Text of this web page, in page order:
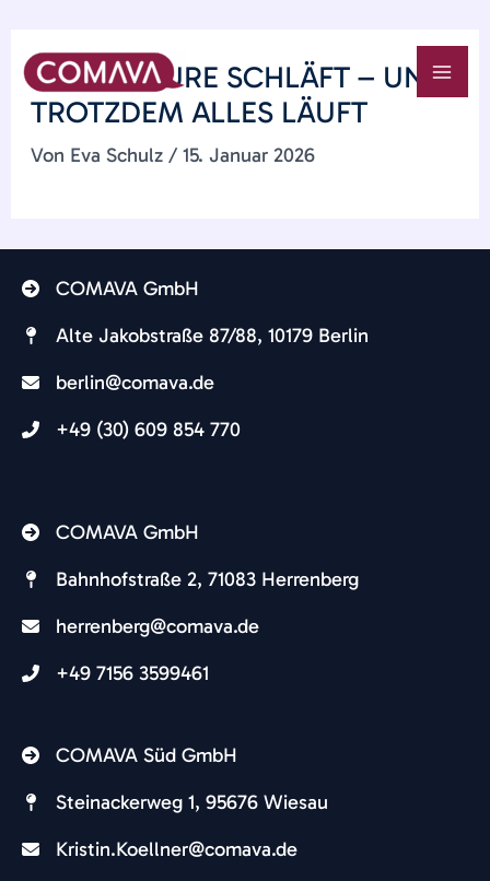
Inhalt
springen
WENN AZURE SCHLÄFT – UND
TROTZDEM ALLES LÄUFT
Von Eva Schulz/15. Januar 2026
COMAVA GmbH
Alte Jakobstraße 87/88, 10179 Berlin​
berlin@comava.de​
+49 (30) 609 854 770
COMAVA GmbH
Bahnhofstraße 2, 71083 Herrenberg
herrenberg@comava.de​
+49 7156 3599461
COMAVA Süd GmbH
Steinackerweg 1, 95676 Wiesau
Kristin.Koellner@comava.de​